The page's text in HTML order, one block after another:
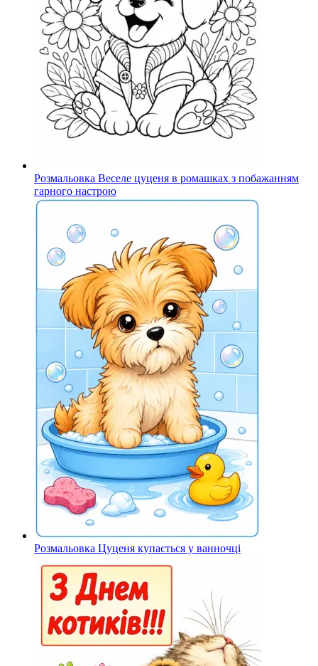
Розмальовка Веселе цуценя в ромашках з побажанням
гарного настрою
Розмальовка Цуценя купається у ванночці